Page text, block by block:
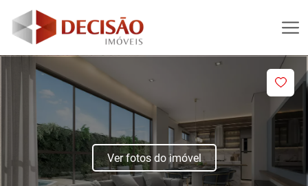
Ver fotos do imóvel